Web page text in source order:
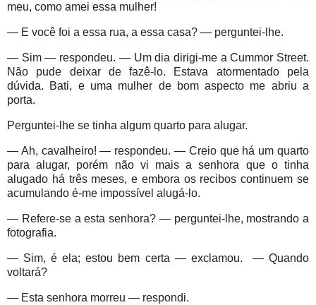
meu, como amei essa mulher!
— E você foi a essa rua, a essa casa? — perguntei-lhe.
— Sim — respondeu. — Um dia dirigi-me a Cummor Street.
Não pude deixar de fazê-lo. Estava atormentado pela
dúvida. Bati, e uma mulher de bom aspecto me abriu a
porta.
Perguntei-lhe se tinha algum quarto para alugar.
— Ah, cavalheiro! — respondeu. — Creio que há um quarto
para alugar, porém não vi mais a senhora que o tinha
alugado há três meses, e embora os recibos continuem se
acumulando é-me impossível alugá-lo.
— Refere-se a esta senhora? — perguntei-lhe, mostrando a
fotografia.
— Sim, é ela; estou bem certa — exclamou. — Quando
voltará?
— Esta senhora morreu — respondi.